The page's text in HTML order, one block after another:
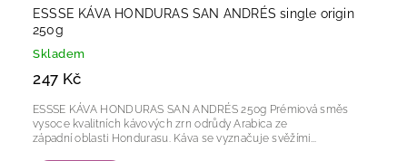
ESSSE KÁVA HONDURAS SAN ANDRÉS single origin
250g
Skladem
247 Kč
ESSSE KÁVA HONDURAS SAN ANDRÉS 250g Prémiová směs
vysoce kvalitních kávových zrn odrůdy Arabica ze
západní oblasti Hondurasu. Káva se vyznačuje svěžími...